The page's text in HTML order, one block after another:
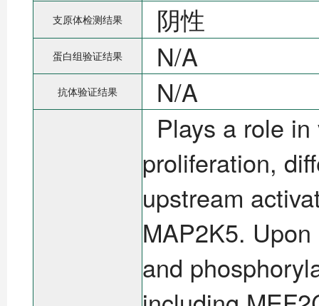
支原体检测结果 阴性
蛋白组验证结果 N/A
抗体验证结果 N/A
Plays a role
proliferation,
upstream
MAP2K5.
and